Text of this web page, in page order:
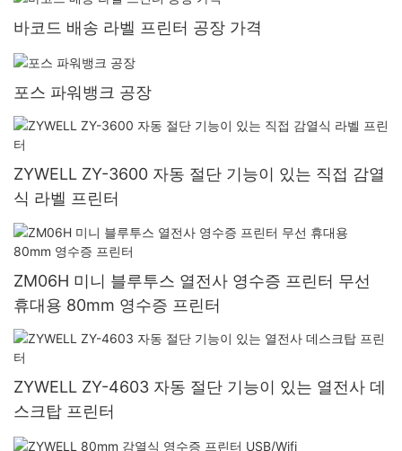
바코드 배송 라벨 프린터 공장 가격
포스 파워뱅크 공장
ZYWELL ZY-3600 자동 절단 기능이 있는 직접 감열
식 라벨 프린터
ZM06H 미니 블루투스 열전사 영수증 프린터 무선
휴대용 80mm 영수증 프린터
ZYWELL ZY-4603 자동 절단 기능이 있는 열전사 데
스크탑 프린터